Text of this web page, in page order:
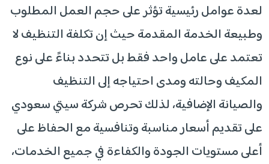
لعدة عوامل رئيسية تؤثر على حجم العمل المطلوب
وطبيعة الخدمة المقدمة حيث إن تكلفة التنظيف لا
تعتمد على عامل واحد فقط بل تتحدد بناءً على نوع
المكيف وحالته ومدى احتياجه إلى التنظيف
والصيانة الإضافية، لذلك تحرص شركة سيتي سعودي
على تقديم أسعار مناسبة وتنافسية مع الحفاظ على
أعلى مستويات الجودة والكفاءة في جميع الخدمات،